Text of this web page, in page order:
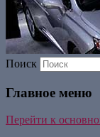
Поиск
Главное меню
Перейти к